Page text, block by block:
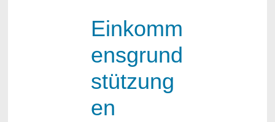
Einkomm
ensgrund
stützung
en